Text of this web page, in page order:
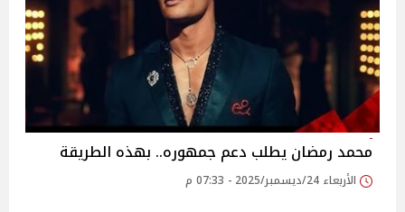
محمد رمضان يطلب دعم جمهوره.. بهذه الطريقة
الأربعاء 24/ديسمبر/2025 - 07:33 م